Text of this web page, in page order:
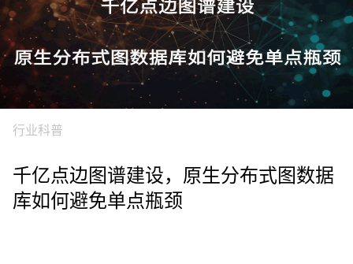
行业科普
千亿点边图谱建设，原生分布式图数据
库如何避免单点瓶颈